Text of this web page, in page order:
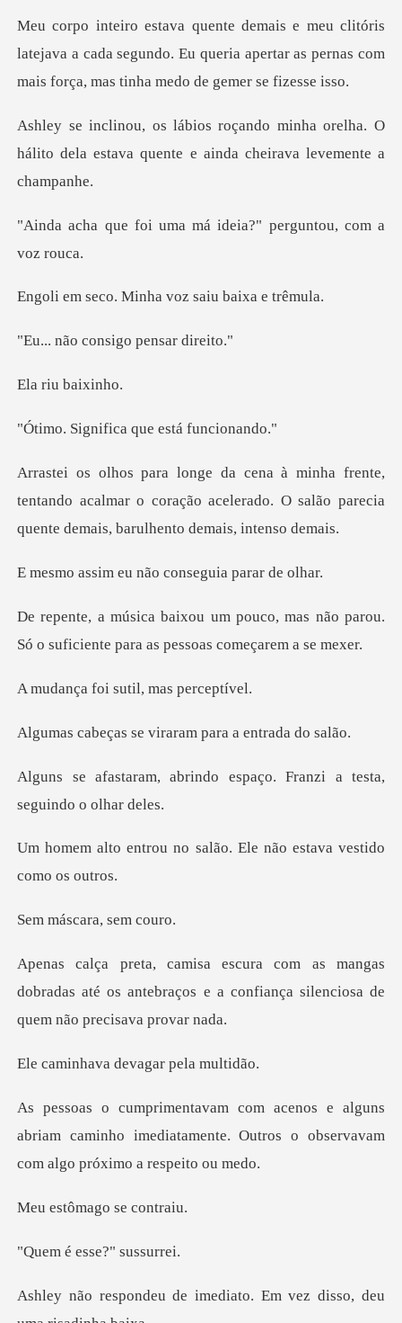
latejava a cada segundo. Eu queria apertar as pernas c
inha orelha. O
hálito dela estava quent
uma má ideia?" pergu
Minha voz saiu b
consigo pen
u baix
fica que está
tentando acalmar o coração acelerado. O salão parec
u não conseguia
o, mas não parou.
Só o suficiente p
i sutil, mas
e viraram para a
ndo espaço. Franzi a test
salão. Ele não estava
cara, s
gas
dobradas até os antebraços e a confiança
a devagar pe
uns
abriam caminho imediatamente. Outros o o
mago se
esse?" s
imediato. Em vez disso,